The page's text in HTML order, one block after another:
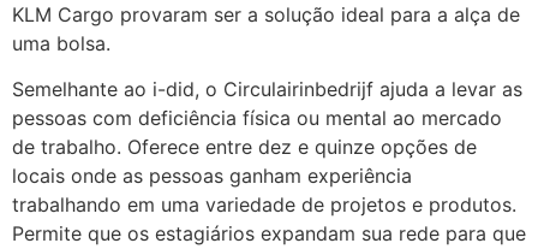
KLM Cargo provaram ser a solução ideal para a alça de
uma bolsa.
Semelhante ao i-did, o Circulairinbedrijf ajuda a levar as
pessoas com deficiência física ou mental ao mercado
de trabalho. Oferece entre dez e quinze opções de
locais onde as pessoas ganham experiência
trabalhando em uma variedade de projetos e produtos.
Permite que os estagiários expandam sua rede para que